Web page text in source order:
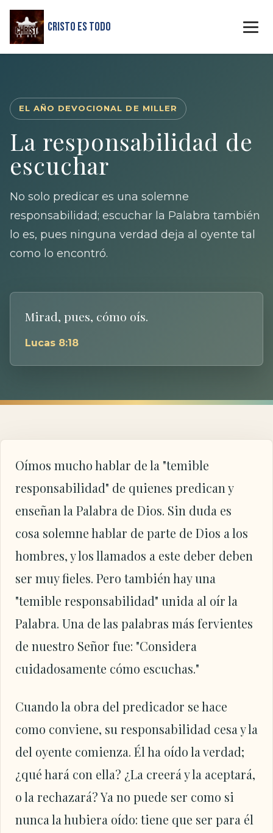
Cristo Es Todo
EL AÑO DEVOCIONAL DE MILLER
La responsabilidad de
escuchar
No solo predicar es una solemne
responsabilidad; escuchar la Palabra también
lo es, pues ninguna verdad deja al oyente tal
como lo encontró.
Mirad, pues, cómo oís.
Lucas 8:18
Oímos mucho hablar de la "temible
responsabilidad" de quienes predican y
enseñan la Palabra de Dios. Sin duda es
cosa solemne hablar de parte de Dios a los
hombres, y los llamados a este deber deben
ser muy fieles. Pero también hay una
"temible responsabilidad" unida al oír la
Palabra. Una de las palabras más fervientes
de nuestro Señor fue: "Considera
cuidadosamente cómo escuchas."
Cuando la obra del predicador se hace
como conviene, su responsabilidad cesa y la
del oyente comienza. Él ha oído la verdad;
¿qué hará con ella? ¿La creerá y la aceptará,
o la rechazará? Ya no puede ser como si
nunca la hubiera oído: tiene que ser para él